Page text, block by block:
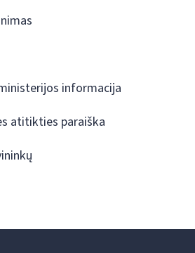
informacija
atitikties paraiška